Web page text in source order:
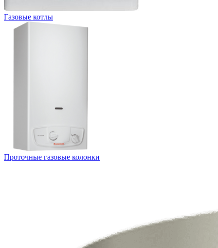
Газовые котлы
Проточные газовые колонки